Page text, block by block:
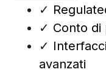
✓
✓ Conto di
✓
avanzati